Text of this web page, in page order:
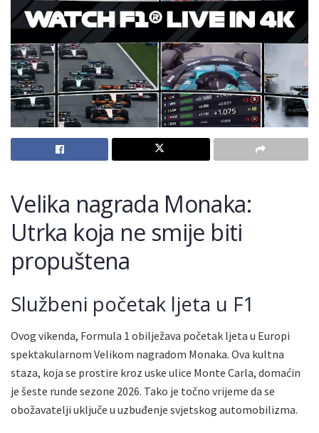
Velika nagrada Monaka:
Utrka koja ne smije biti
propuštena
Službeni početak ljeta u F1
Ovog vikenda, Formula 1 obilježava početak ljeta u Europi
spektakularnom Velikom nagradom Monaka. Ova kultna
staza, koja se prostire kroz uske ulice Monte Carla, domaćin
je šeste runde sezone 2026. Tako je točno vrijeme da se
obožavatelji uključe u uzbuđenje svjetskog automobilizma.